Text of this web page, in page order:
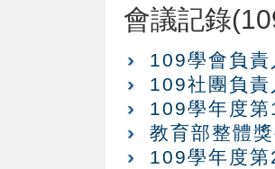
會議記錄
109學會負
109社團負
109學年度
教育部整體
109學年度